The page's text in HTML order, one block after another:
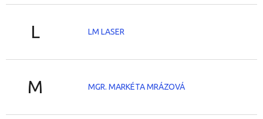
L LM LASER
M MGR. MARKÉTA MRÁZOVÁ